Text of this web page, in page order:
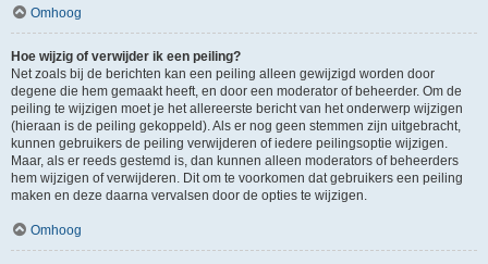
Omhoog
Hoe wijzig of verwijder ik een peiling?
Net zoals bij de berichten kan een peiling alleen gewijzigd worden door
degene die hem gemaakt heeft, en door een moderator of beheerder. Om de
peiling te wijzigen moet je het allereerste bericht van het onderwerp wijzigen
(hieraan is de peiling gekoppeld). Als er nog geen stemmen zijn uitgebracht,
kunnen gebruikers de peiling verwijderen of iedere peilingsoptie wijzigen.
Maar, als er reeds gestemd is, dan kunnen alleen moderators of beheerders
hem wijzigen of verwijderen. Dit om te voorkomen dat gebruikers een peiling
maken en deze daarna vervalsen door de opties te wijzigen.
Omhoog